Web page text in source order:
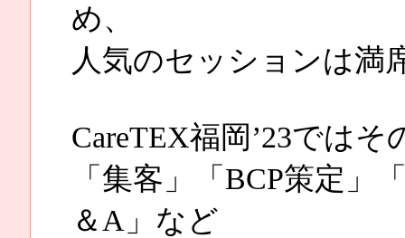
め、
人気のセッションは満
CareTEX福岡’23ではそ
「集客」「BCP策定」
＆A」など